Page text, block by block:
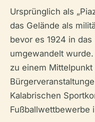
Ursprünglich als
das Gelände als
bevor es 1924 in das
umgewandelt
zu einem
Kalabrischen
Fußballwettbewerbe